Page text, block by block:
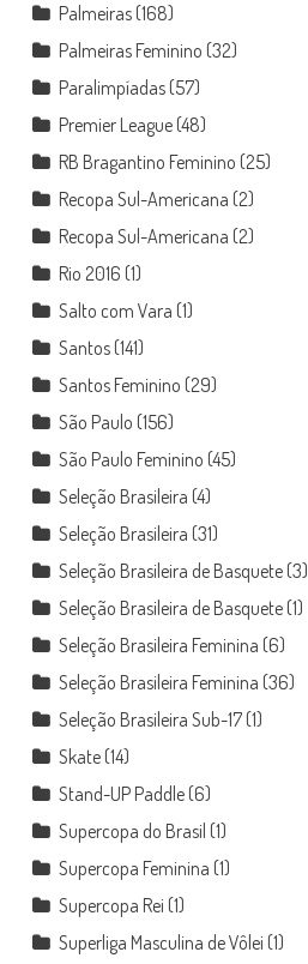
Palmeiras(168)
Palmeiras Feminino (32)
Paralimpíadas(57)
Premier League(48)
RB Bragantino Feminino (25)
Recopa Sul-Americana (2)
Recopa Sul-Americana (2)
Rio 2016 (1)
Salto com Vara (1)
Santos(141)
Santos Feminino (29)
São Paulo (156)
São Paulo Feminino (45)
Seleção Brasileira (4)
Seleção Brasileira (31)
Seleção Brasileira de Basquete(3)
Seleção Brasileira de Basquete(1)
Seleção Brasileira Feminina (6)
Seleção Brasileira Feminina (36)
Seleção Brasileira Sub-17(1)
Skate(14)
Stand-UP Paddle(6)
Supercopa do Brasil (1)
Supercopa Feminina (1)
Supercopa Rei (1)
Superliga Masculina de Vôlei (1)